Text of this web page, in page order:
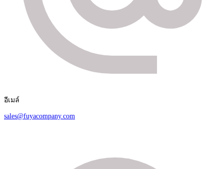
อีเมล์
sales@fuyacompany.com